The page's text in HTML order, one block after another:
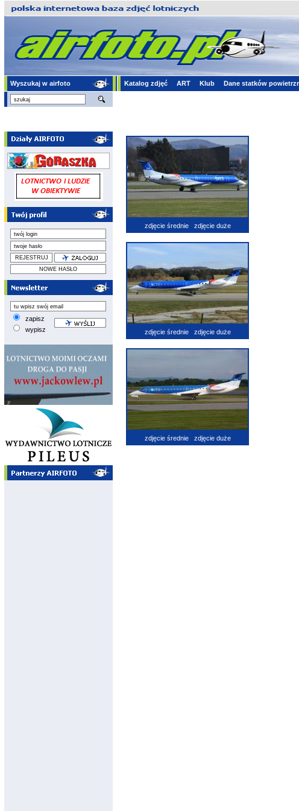
Wyszukaj w airfoto Katalog zdjęć ART Klub Dane statków
zapisz
wypisz
zdjęcie średnie zdjęcie duże
zdjęcie średnie zdjęcie duże
zdjęcie średnie zdjęcie duże